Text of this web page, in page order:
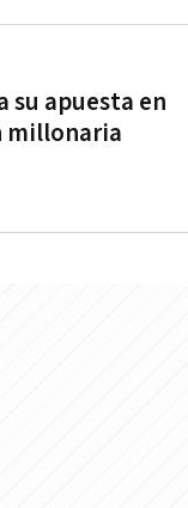
su apuesta en
millonaria